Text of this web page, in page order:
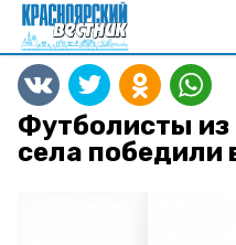
Футболисты из
села победили